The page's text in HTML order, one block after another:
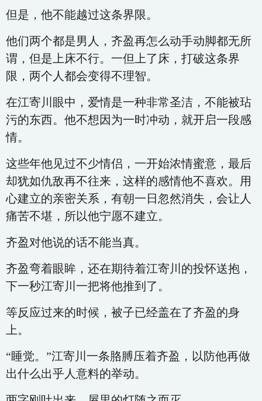
但是，他不能越过这条界限。
他们两个都是男人，齐盈再怎么动手动脚都无所
谓，但是上床不行。一但上了床，打破这条界
限，两个人都会变得不理智。
在江寄川眼中，爱情是一种非常圣洁，不能被玷
污的东西。他不想因为一时冲动，就开启一段感
情。
这些年他见过不少情侣，一开始浓情蜜意，最后
却犹如仇敌再不往来，这样的感情他不喜欢。用
心建立的亲密关系，有朝一日忽然消失，会让人
痛苦不堪，所以他宁愿不建立。
齐盈对他说的话不能当真。
齐盈弯着眼眸，还在期待着江寄川的投怀送抱，
下一秒江寄川一把将他推到了。
等反应过来的时候，被子已经盖在了齐盈的身
上。
“睡觉。”江寄川一条胳膊压着齐盈，以防他再做
出什么出乎人意料的举动。